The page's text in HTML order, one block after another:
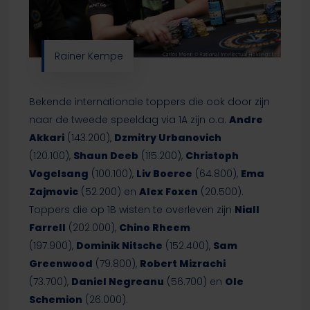
Rainer Kempe
Bekende internationale toppers die ook door zijn
naar de tweede speeldag via 1A zijn o.a. Andre
Akkari(143.200), Dzmitry Urbanovich
(120.100), Shaun Deeb (115.200), Christoph
Vogelsang (100.100), Liv Boeree (64.800), Ema
Zajmovic(52.200) en Alex Foxen (20.500).
Toppers die op 1B wisten te overleven zijn Niall
Farrell (202.000), Chino Rheem
(197.900), Dominik Nitsche (152.400), Sam
Greenwood (79.800), Robert Mizrachi
(73.700), Daniel Negreanu (56.700) en Ole
Schemion (26.000).